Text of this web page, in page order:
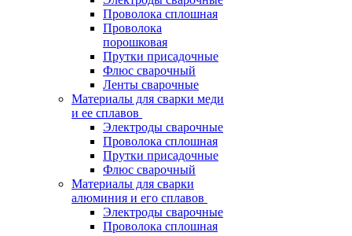
Проволока сплошная
Проволока
порошковая
Прутки присадочные
Флюс сварочный
Ленты сварочные
Материалы для сварки меди
и ее сплавов
Электроды сварочные
Проволока сплошная
Прутки присадочные
Флюс сварочный
Материалы для сварки
алюминия и его сплавов
Электроды сварочные
Проволока сплошная